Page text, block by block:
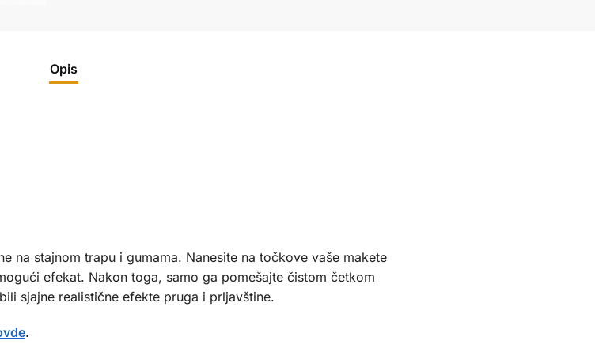
Opis
na stajnom trapu i gumama. Nanesite na točkove vaše makete
efekat. Nakon toga, samo ga pomešajte čistom četkom
sjajne realistične efekte pruga i prljavštine.
.